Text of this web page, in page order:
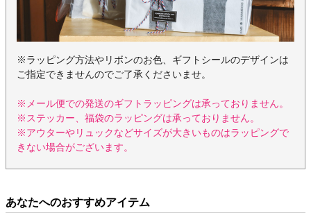
※ラッピング方法やリボンのお色、ギフトシールのデザインは
ご指定できませんのでご了承くださいませ。
※メール便での発送のギフトラッピングは承っておりません。
※ステッカー、福袋のラッピングは承っておりません。
※アウターやリュックなどサイズが大きいものはラッピングで
きない場合がございます。
あなたへのおすすめアイテム